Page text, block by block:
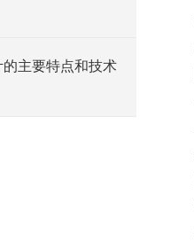
主要特点和技术